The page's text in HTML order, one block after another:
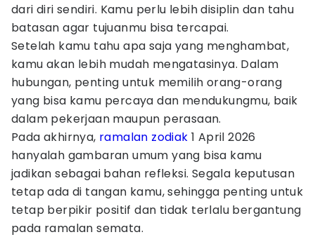
dari diri sendiri. Kamu perlu lebih disiplin dan tahu
batasan agar tujuanmu bisa tercapai.
Setelah kamu tahu apa saja yang menghambat,
kamu akan lebih mudah mengatasinya. Dalam
hubungan, penting untuk memilih orang-orang
yang bisa kamu percaya dan mendukungmu, baik
dalam pekerjaan maupun perasaan.
Pada akhirnya, ramalan zodiak1 April 2026
hanyalah gambaran umum yang bisa kamu
jadikan sebagai bahan refleksi. Segala keputusan
tetap ada di tangan kamu, sehingga penting untuk
tetap berpikir positif dan tidak terlalu bergantung
pada ramalan semata.